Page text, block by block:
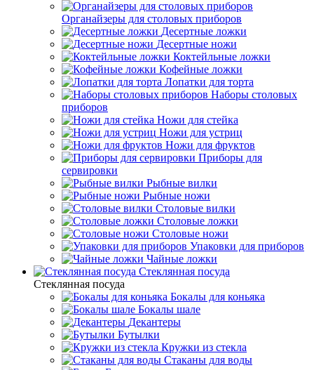
Органайзеры для столовых приборов
Десертные ложки
Десертные ножи
Коктейльные ложки
Кофейные ложки
Лопатки для торта
Наборы столовых
приборов
Ножи для стейка
Ножи для устриц
Ножи для фруктов
Приборы для
сервировки
Рыбные вилки
Рыбные ножи
Столовые вилки
Столовые ложки
Столовые ножи
Упаковки для приборов
Чайные ложки
Стеклянная посуда
Стеклянная посуда
Бокалы для коньяка
Бокалы шале
Декантеры
Бутылки
Кружки из стекла
Стаканы для воды